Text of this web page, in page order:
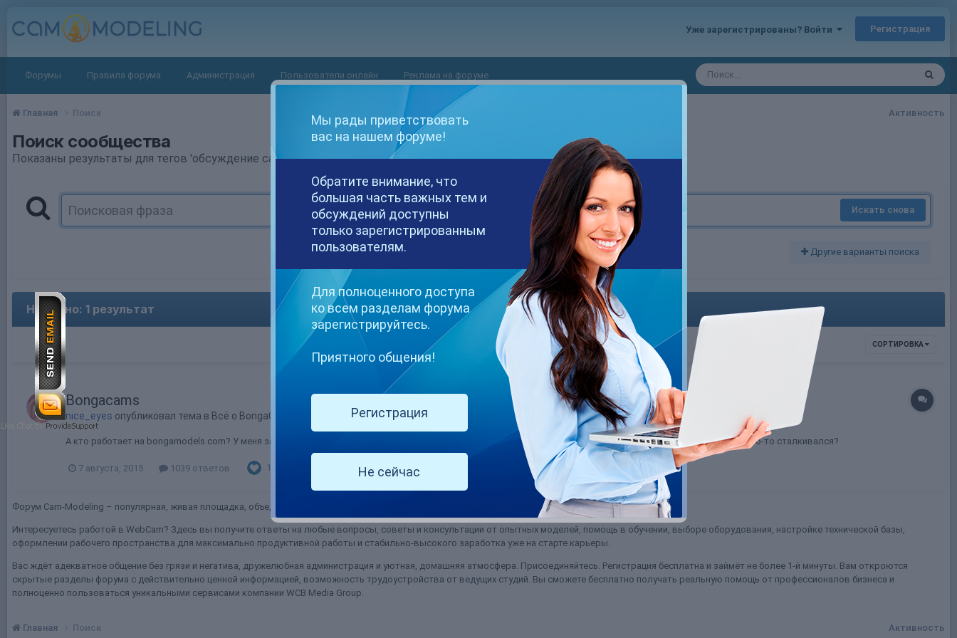
Уже зарегистрированы? Войти Регистрация
Форумы Правила форума Администрация Пользователи онлайн Реклама на форуме
Активность
Главная Поиск
Поиск сообщества
Показаны результаты для тегов 'обсуждение сайта bongamodels'.
Искать снова
Другие варианты поиска
Найдено: 1 результат
СОРТИРОВКА
Bongacams
nice_eyes опубликовал тема в Всё о BongaCams
А кто работает на bongamodels.com? У меня за неделю там 10$ всего, на MFC лучше пошло, но тоже мало. Возможно вообще заработать на этом сайте? Кто-то сталкивался?
7 августа, 2015 1039 ответов 1 все о bongacams вопросы и ответы bongacams (и ещё 1 )
Форум Cam-Modeling – популярная, живая площадка, объединяющая тысячи людей, связанных с Вебкам индустрией.
Интересуетесь работой в WebCam? Здесь вы получите ответы на любые вопросы, советы и консультации от опытных моделей, помощь в обучении, выборе оборудования, настройке технической базы,
оформлении рабочего пространства для максимально продуктивной работы и стабильно-высокого заработка уже на старте карьеры.
Вас ждёт адекватное общение без грязи и негатива, дружелюбная администрация и уютная, домашняя атмосфера. Присоединяйтесь. Регистрация бесплатна и займёт не более 1-й минуты. Вам откроются
скрытые разделы форума с действительно ценной информацией, возможность трудоустройства от ведущих студий. Вы сможете бесплатно получать реальную помощь от профессионалов бизнеса и
полноценно пользоваться уникальными сервисами компании WCB Media Group.
Активность
Главная Поиск
Мы рады приветствовать
вас на нашем форуме!
Обратите внимание, что
большая часть важных тем и
обсуждений доступны
только зарегистрированным
пользователям.
Для полноценного доступа
ко всем разделам форума
зарегистрируйтесь.
Приятного общения!
Регистрация
Не сейчас